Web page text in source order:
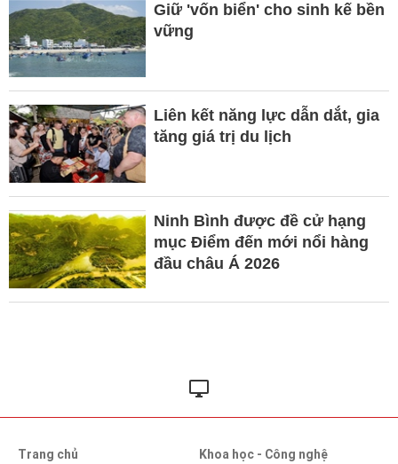
Giữ 'vốn biển' cho sinh kế bền
vững
Liên kết năng lực dẫn dắt, gia
tăng giá trị du lịch
Ninh Bình được đề cử hạng
mục Điểm đến mới nổi hàng
đầu châu Á 2026
Trang chủ
Khoa học - Công nghệ